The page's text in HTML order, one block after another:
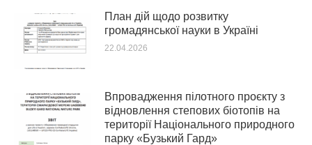
План дій щодо розвитку
громадянської науки в Україні
22.04.2026
Впровадження пілотного проєкту з
відновлення степових біотопів на
території Національного природного
парку «Бузький Гард»